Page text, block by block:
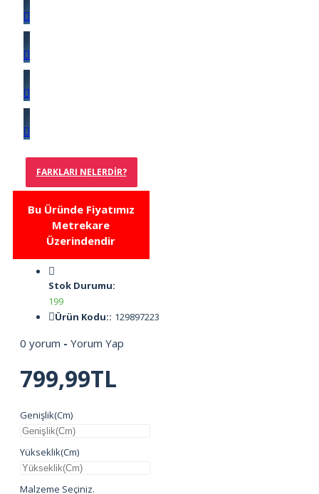
FARKLARI NELERDIR?
Bu Üründe Fiyatımız
Metrekare
Üzerindendir
Stok Durumu:
199
Ürün Kodu:: 129897223
0 yorum - Yorum Yap
799,99TL
Genişlik(Cm)
Yükseklik(Cm)
Malzeme Seçiniz.